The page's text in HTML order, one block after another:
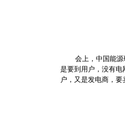
会上，中国能
是要到用户，没有电
户，又是发电商，